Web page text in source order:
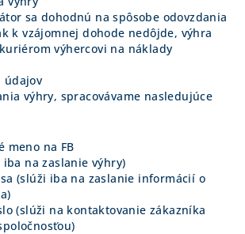
sa dohodnú na spôsobe odovzdania
k vzájomnej dohode nedôjde, výhra
výhercovi na náklady
údajov
výhry, spracovávame nasledujúce
meno na FB
na zaslanie výhry)
(slúži iba na zaslanie informácií o
(slúži na kontaktovanie zákazníka